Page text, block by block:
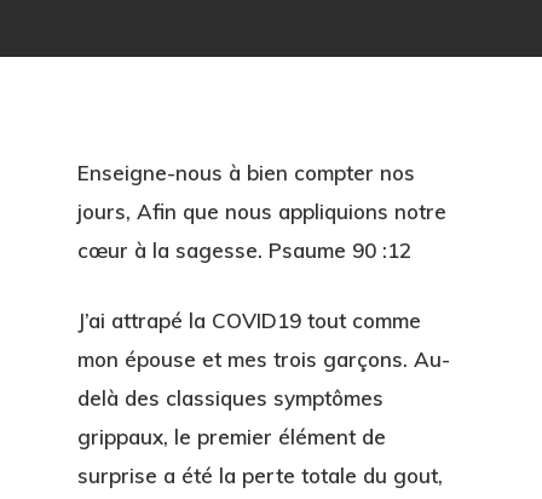
Enseigne-nous à bien compter nos
jours, Afin que nous appliquions notre
cœur à la sagesse. Psaume 90 :12
J’ai attrapé la COVID19 tout comme
mon épouse et mes trois garçons. Au-
delà des classiques symptômes
grippaux, le premier élément de
surprise a été la perte totale du gout,